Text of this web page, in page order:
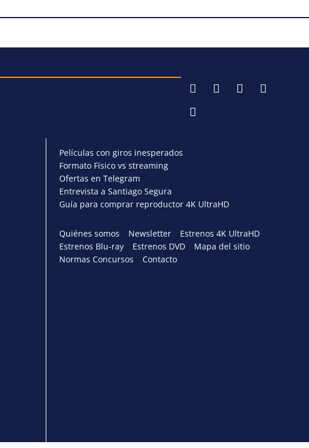
Películas con giros inesperados
Formato Físico vs streaming
Ofertas en Telegram
Entrevista a Santiago Segura
Guía para comprar reproductor 4K UltraHD
Quiénes somos Newsletter
Estrenos 4K UltraHD
Estrenos Blu-ray
Estrenos DVD
Mapa del sitio
Normas Concursos
Contacto